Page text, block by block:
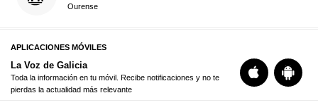
Ourense
APLICACIONES MÓVILES
La Voz de Galicia
Toda la información en tu móvil. Recibe notificaciones y no te
pierdas la actualidad más relevante